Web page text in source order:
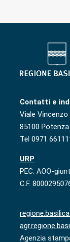
Contatti e
Viale
85100 Potenza
Tel 0971
URP
PEC: AOO-
C.F.
Agenzia